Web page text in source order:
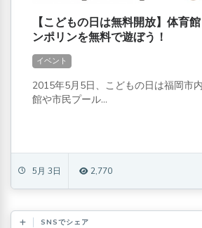
【こどもの日は無料開放】体育
ンポリンを無料で遊ぼう！
イベント
2015年5月5日、こどもの日は福岡市
館や市民プール...
5月 3日 2,770
SNSでシェア